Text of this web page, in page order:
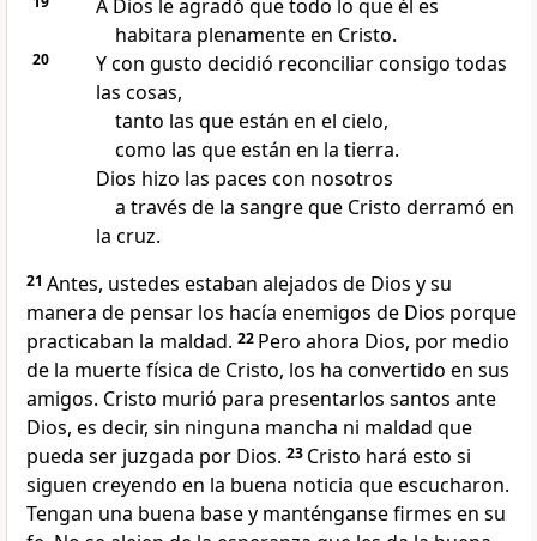
A Dios le agradó que todo lo que él es
habitara plenamente en Cristo.
20
Y con gusto decidió reconciliar consigo todas
las cosas,
tanto las que están en el cielo,
como las que están en la tierra.
Dios hizo las paces con nosotros
a través de la sangre que Cristo derramó en
la cruz.
21 Antes, ustedes estaban alejados de Dios y su
manera de pensar los hacía enemigos de Dios porque
practicaban la maldad. 22 Pero ahora Dios, por medio
de la muerte física de Cristo, los ha convertido en sus
amigos. Cristo murió para presentarlos santos ante
Dios, es decir, sin ninguna mancha ni maldad que
pueda ser juzgada por Dios. 23 Cristo hará esto si
siguen creyendo en la buena noticia que escucharon.
Tengan una buena base y manténganse firmes en su